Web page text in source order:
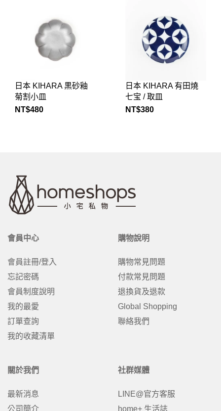
日本 KIHARA 有田燒
七宝 / 取皿
NT$380
日本 小田陶器 漣漪系
列 小碟 11.5cm (青白)
NT$443 NT$
會員中心
會員註冊/登入
忘記密碼
會員制度說明
我的最愛
訂單查詢
我的收藏清單
購物說明
購物常見問題
付款常見問題
退換貨及退款
Global Shopping
聯絡我們
關於我們
最新消息
公司簡介
社群媒體
LINE@官方客服
home+ 生活誌